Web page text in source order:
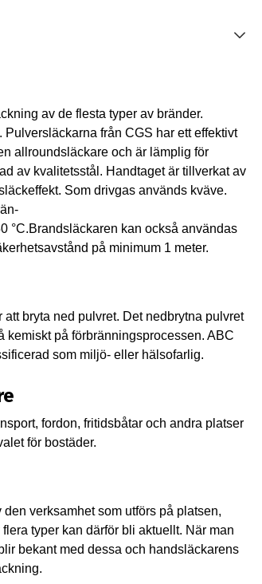
av de flesta typer av bränder.
från CGS har ett effektivt
allroundsläckare och är lämplig för
av kvalitetsstål. Handtaget är tillverkat av
Som drivgas används kväve.
°C.Brandsläckaren kan också användas
på minimum 1 meter.
bryta ned pulvret. Det nedbrytna pulvret
kemiskt på förbränningsprocessen. ABC
som miljö- eller hälsofarlig.
fordon, fritidsbåtar och andra platser
för bostäder.
verksamhet som utförs på platsen,
typer kan därför bli aktuellt. När man
bekant med dessa och handsläckarens